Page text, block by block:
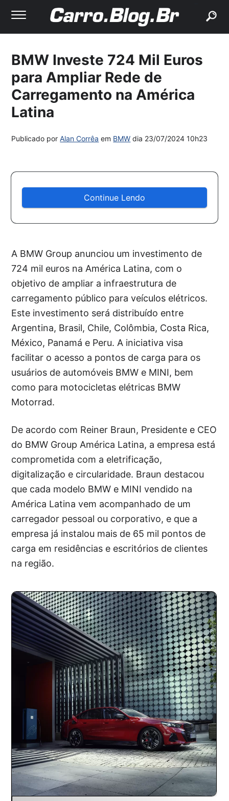
BMW Investe 724 Mil Euros
para Ampliar Rede de
Carregamento na América
Latina
Publicado porAlan Corrêa em BMW dia 23/07/2024 10h23
Continue Lendo
A BMW Group anunciou um investimento de
724 mil euros na América Latina, com o
objetivo de ampliar a infraestrutura de
carregamento público para veículos elétricos.
Este investimento será distribuído entre
Argentina, Brasil, Chile, Colômbia, Costa Rica,
México, Panamá e Peru. A iniciativa visa
facilitar o acesso a pontos de carga para os
usuários de automóveis BMW e MINI, bem
como para motocicletas elétricas BMW
Motorrad.
De acordo com Reiner Braun, Presidente e CEO
do BMW Group América Latina, a empresa está
comprometida com a eletrificação,
digitalização e circularidade. Braun destacou
que cada modelo BMW e MINI vendido na
América Latina vem acompanhado de um
carregador pessoal ou corporativo, e que a
empresa já instalou mais de 65 mil pontos de
carga em residências e escritórios de clientes
na região.